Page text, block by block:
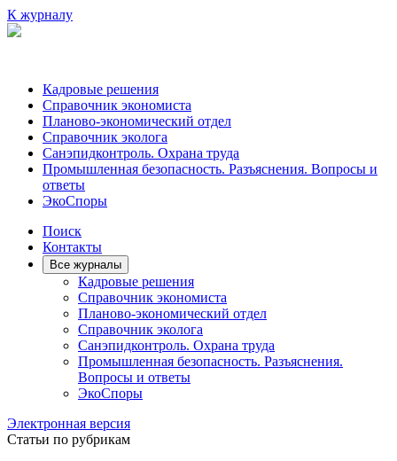
К журналу
Кадровые решения
Справочник экономиста
Планово-экономический отдел
Справочник эколога
Санэпидконтроль. Охрана труда
Промышленная безопасность. Разъяснения. Вопросы и
ответы
ЭкоСпоры
Поиск
Контакты
Все журналы
Кадровые решения
Справочник экономиста
Планово-экономический отдел
Справочник эколога
Санэпидконтроль. Охрана труда
Промышленная безопасность. Разъяснения.
Вопросы и ответы
ЭкоСпоры
Электронная версия
Статьи по рубрикам